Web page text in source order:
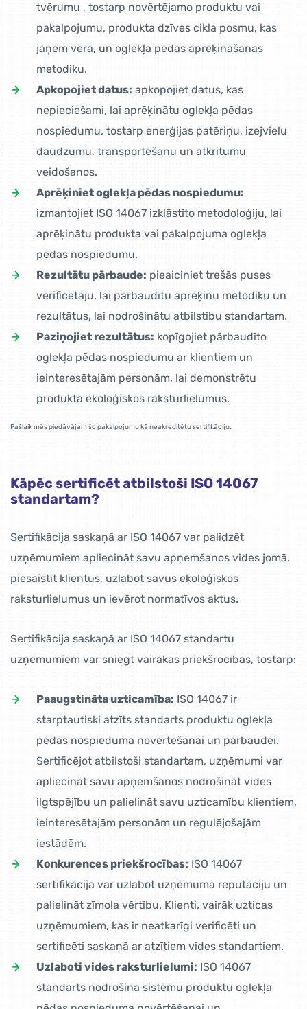
tvērumu , tostarp novērtējamo produktu vai
pakalpojumu, produkta dzīves cikla posmu, kas
jāņem vērā, un oglekļa pēdas aprēķināšanas
metodiku.
Apkopojiet datus: apkopojiet datus, kas
nepieciešami, lai aprēķinātu oglekļa pēdas
nospiedumu, tostarp enerģijas patēriņu, izejvielu
daudzumu, transportēšanu un atkritumu
veidošanos.
Aprēķiniet oglekļa pēdas nospiedumu:
izmantojiet ISO 14067 izklāstīto metodoloģiju, lai
aprēķinātu produkta vai pakalpojuma oglekļa
pēdas nospiedumu.
Rezultātu pārbaude: pieaiciniet trešās puses
verificētāju, lai pārbaudītu aprēķinu metodiku un
rezultātus, lai nodrošinātu atbilstību standartam.
Paziņojiet rezultātus: kopīgojiet pārbaudīto
oglekļa pēdas nospiedumu ar klientiem un
ieinteresētajām personām, lai demonstrētu
produkta ekoloģiskos raksturlielumus.
Pašlaik mēs piedāvājam šo pakalpojumu kā neakreditētu sertifikāciju.
Kāpēc sertificēt atbilstoši ISO 14067
standartam?
Sertifikācija saskaņā ar ISO 14067 var palīdzēt
uzņēmumiem apliecināt savu apņemšanos vides jomā,
piesaistīt klientus, uzlabot savus ekoloģiskos
raksturlielumus un ievērot normatīvos aktus.
Sertifikācija saskaņā ar ISO 14067 standartu
uzņēmumiem var sniegt vairākas priekšrocības, tostarp:
Paaugstināta uzticamība: ISO 14067 ir
starptautiski atzīts standarts produktu oglekļa
pēdas nospieduma novērtēšanai un pārbaudei.
Sertificējot atbilstoši standartam, uzņēmumi var
apliecināt savu apņemšanos nodrošināt vides
ilgtspējību un palielināt savu uzticamību klientiem,
ieinteresētajām personām un regulējošajām
iestādēm.
Konkurences priekšrocības: ISO 14067
sertifikācija var uzlabot uzņēmuma reputāciju un
palielināt zīmola vērtību. Klienti, vairāk uzticas
uzņēmumiem, kas ir neatkarīgi verificēti un
sertificēti saskaņā ar atzītiem vides standartiem.
Uzlaboti vides raksturlielumi: ISO 14067
standarts nodrošina sistēmu produktu oglekļa